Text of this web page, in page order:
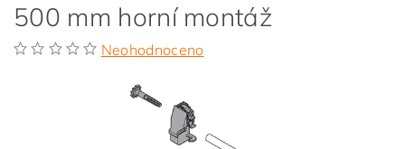
500 mm horní montáž
Neohodnoceno